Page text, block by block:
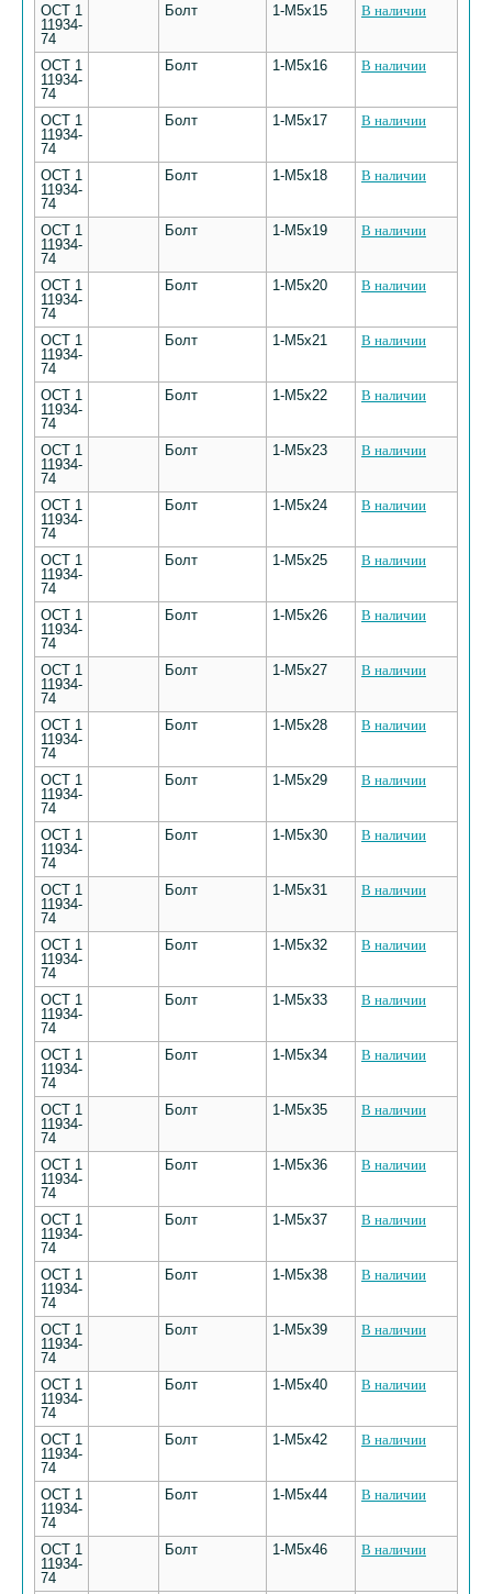
ОСТ 1
11934-
74
Болт 1-М5х15 В наличии
ОСТ 1
11934-
74
Болт 1-М5х16 В наличии
ОСТ 1
11934-
74
Болт 1-М5х17 В наличии
ОСТ 1
11934-
74
Болт 1-М5х18 В наличии
ОСТ 1
11934-
74
Болт 1-М5х19 В наличии
ОСТ 1
11934-
74
Болт 1-М5х20 В наличии
ОСТ 1
11934-
74
Болт 1-М5х21 В наличии
ОСТ 1
11934-
74
Болт 1-М5х22 В наличии
ОСТ 1
11934-
74
Болт 1-М5х23 В наличии
ОСТ 1
11934-
74
Болт 1-М5х24 В наличии
ОСТ 1
11934-
74
Болт 1-М5х25 В наличии
ОСТ 1
11934-
74
Болт 1-М5х26 В наличии
ОСТ 1
11934-
74
Болт 1-М5х27 В наличии
ОСТ 1
11934-
74
Болт 1-М5х28 В наличии
ОСТ 1
11934-
74
Болт 1-М5х29 В наличии
ОСТ 1
11934-
74
Болт 1-М5х30 В наличии
ОСТ 1
11934-
74
Болт 1-М5х31 В наличии
ОСТ 1
11934-
74
Болт 1-М5х32 В наличии
ОСТ 1
11934-
74
Болт 1-М5х33 В наличии
ОСТ 1
11934-
74
Болт 1-М5х34 В наличии
ОСТ 1
11934-
74
Болт 1-М5х35 В наличии
ОСТ 1
11934-
74
Болт 1-М5х36 В наличии
ОСТ 1
11934-
74
Болт 1-М5х37 В наличии
ОСТ 1
11934-
74
Болт 1-М5х38 В наличии
ОСТ 1
11934-
74
Болт 1-М5х39 В наличии
ОСТ 1
11934-
74
Болт 1-М5х40 В наличии
ОСТ 1
11934-
74
Болт 1-М5х42 В наличии
ОСТ 1
11934-
74
Болт 1-М5х44 В наличии
ОСТ 1
11934-
74
Болт 1-М5х46 В наличии